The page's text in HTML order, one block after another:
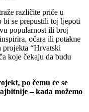
različite priče u
bi se prepustili toj ljepoti
popularnost ili broj
očara ili potakne
projekta “Hrvatski
koje čekaju da budu
po čemu će se
– kada možemo